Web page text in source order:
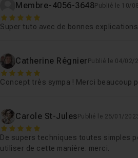
Membre-4056-3648Publié le 10/
5
Super tuto avec de bonnes explications
Catherine Régnier Publié le 04/02/
5
Concept très sympa ! Merci beaucoup
Carole St-Jules Publié le 25/01/
5
De supers techniques toutes simples
utiliser de cette manière. merci.